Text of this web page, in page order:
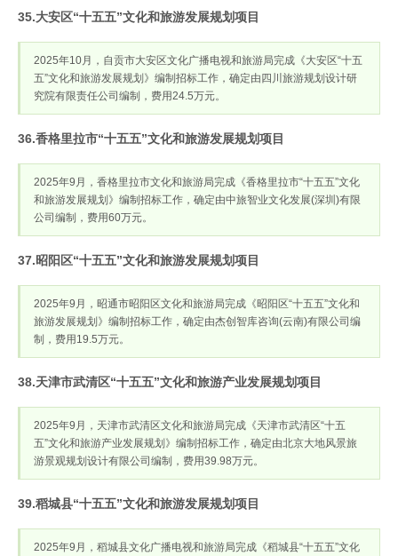
35.大安区“十五五”文化和旅游发展规划项目
2025年10月，自贡市大安区文化广播电视和旅游局完成《大安区“十五
五”文化和旅游发展规划》编制招标工作，确定由四川旅游规划设计研
究院有限责任公司编制，费用24.5万元。
36.香格里拉市“十五五”文化和旅游发展规划项目
2025年9月，香格里拉市文化和旅游局完成《香格里拉市“十五五”文化
和旅游发展规划》编制招标工作，确定由中旅智业文化发展(深圳)有限
公司编制，费用60万元。
37.昭阳区“十五五”文化和旅游发展规划项目
2025年9月，昭通市昭阳区文化和旅游局完成《昭阳区“十五五”文化和
旅游发展规划》编制招标工作，确定由杰创智库咨询(云南)有限公司编
制，费用19.5万元。
38.天津市武清区“十五五”文化和旅游产业发展规划项目
2025年9月，天津市武清区文化和旅游局完成《天津市武清区“十五
五”文化和旅游产业发展规划》编制招标工作，确定由北京大地风景旅
游景观规划设计有限公司编制，费用39.98万元。
39.稻城县“十五五”文化和旅游发展规划项目
2025年9月，稻城县文化广播电视和旅游局完成《稻城县“十五五”文化